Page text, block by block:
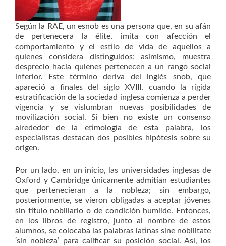
Según la RAE, un esnob es una persona que, en su afán
de pertenecera la élite, imita con afección el
comportamiento y el estilo de vida de aquellos a
quienes considera distinguidos; asimismo, muestra
desprecio hacia quienes pertenecen a un rango social
inferior. Este término deriva del inglés snob, que
apareció a finales del siglo XVIII, cuando la rígida
estratificación de la sociedad inglesa comienza a perder
vigencia y se vislumbran nuevas posibilidades de
movilización social. Si bien no existe un consenso
alrededor de la etimología de esta palabra, los
especialistas destacan dos posibles hipótesis sobre su
origen.
Por un lado, en un inicio, las universidades inglesas de
Oxford y Cambridge únicamente admitían estudiantes
que pertenecieran a la nobleza; sin embargo,
posteriormente, se vieron obligadas a aceptar jóvenes
sin título nobiliario o de condición humilde. Entonces,
en los libros de registro, junto al nombre de estos
alumnos, se colocaba las palabras latinas sine nobilitate
‘sin nobleza’ para calificar su posición social. Así, los